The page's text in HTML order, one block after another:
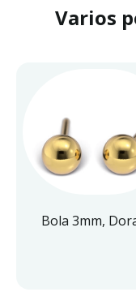
Varios
Bola 3mm,